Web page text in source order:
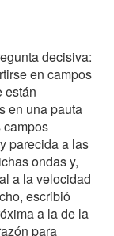
decisiva:
en campos
están
en una pauta
campos
parecida a las
ondas y,
a la velocidad
escribió
a la de la
para